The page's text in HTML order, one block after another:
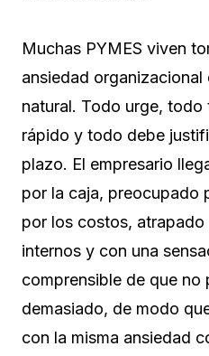
Muchas PYMES viven
ansiedad organizacional
natural. Todo urge, todo
rápido y todo debe
plazo. El empresario
por la caja, preocupado
por los costos,
internos y con una
comprensible de que no
demasiado, de modo
con la misma ansiedad